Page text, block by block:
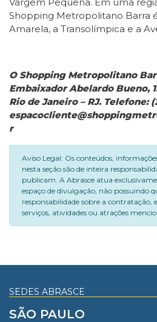
Shopping Metropolitano Barra
Amarela, a Transolímpica e a
O Shopping Metropolitano
Embaixador Abelardo Bueno,
Rio de Janeiro – RJ. Telefone:
r
Aviso Legal: Os conteúdos,
nesta seção são de inteira
publicam. A Abrasce atua
espaço de divulgação, não possuindo
responsabilidade sobre a contratação,
serviços, atividades ou atrações
SEDES ABRASCE
SÃO PAULO